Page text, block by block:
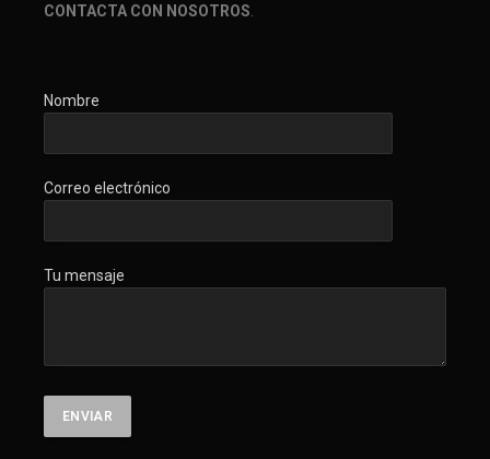
CONTACTA CON NOSOTROS
Nombre
Correo electrónico
Tu mensaje